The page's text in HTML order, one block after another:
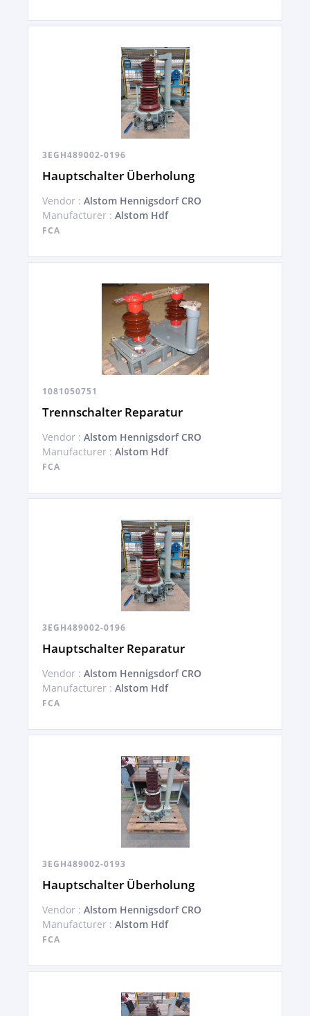
3EGH489002-0196
Hauptschalter Überholung
Vendor : Alstom Hennigsdorf CRO
Manufacturer : Alstom Hdf
FCA
1081050751
Trennschalter Reparatur
Vendor : Alstom Hennigsdorf CRO
Manufacturer : Alstom Hdf
FCA
3EGH489002-0196
Hauptschalter Reparatur
Vendor : Alstom Hennigsdorf CRO
Manufacturer : Alstom Hdf
FCA
3EGH489002-0193
Hauptschalter Überholung
Vendor : Alstom Hennigsdorf CRO
Manufacturer : Alstom Hdf
FCA